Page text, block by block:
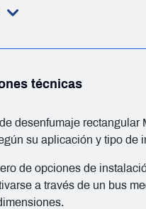
técnicas
desenfumaje
su aplicación y tipo de
de opciones de
a través de un bus